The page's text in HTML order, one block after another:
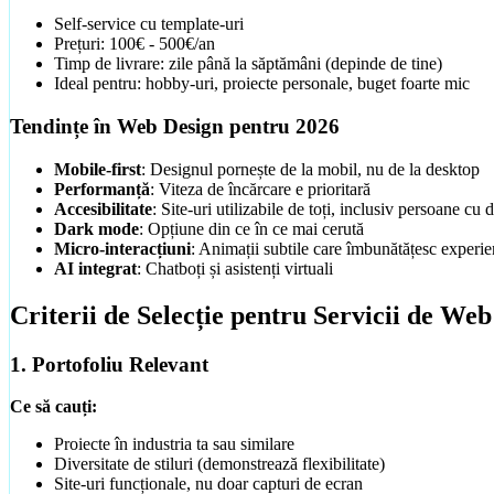
Site-uri rapide, ușor de găsit pe Google
Pachete & Prețuri
Prețuri vizibile, fără surprize. Comparativ Landing / Landing+ /
Self-service cu template-uri
Prețuri: 100€ - 500€/an
Timp de livrare: zile până la săptămâni (depinde de tine)
Ideal pentru: hobby-uri, proiecte personale, buget foarte mic
Tendințe în Web Design pentru 2026
Mobile-first: Designul pornește de la mobil, nu de la desktop
Performanță: Viteza de încărcare e prioritară
Accesibilitate: Site-uri utilizabile de toți, inclusiv persoane cu
Dark mode: Opțiune din ce în ce mai cerută
Micro-interacțiuni: Animații subtile care îmbunătățesc
AI integrat: Chatboți și asistenți virtuali
Criterii de Selecție pentru Servicii de Web
1. Portofoliu Relevant
Ce să cauți:
Proiecte în industria ta sau similare
Diversitate de stiluri (demonstrează flexibilitate)
Site-uri funcționale, nu doar capturi de ecran